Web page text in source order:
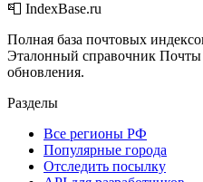
📮 IndexBase.ru
Полная база почтовых
Эталонный справочник Почты
обновления.
Разделы
Все регионы РФ
Популярные города
Отследить посылку